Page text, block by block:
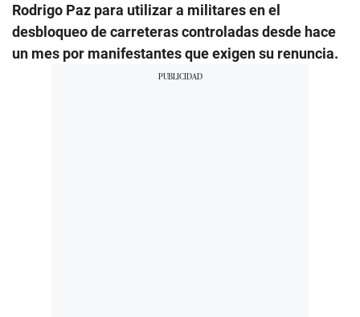
Rodrigo Paz para utilizar a militares en el
desbloqueo de carreteras controladas desde hace
un mes por manifestantes que exigen su renuncia.